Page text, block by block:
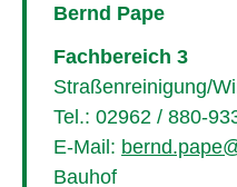
Bernd Pape
Fachbereich 3
Straßenreinigung/
Tel.: 02962 / 880-
E-Mail:
Bauhof